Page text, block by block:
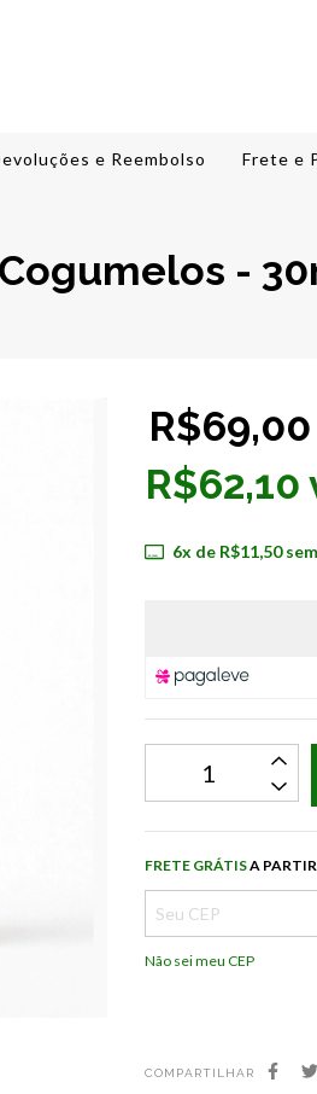
e Reembolso Frete e
-
R$69,00
6x de R$11,50
Frete grátis
FRETE GRÁTISA
Não sei meu CEP
COMPARTILHAR